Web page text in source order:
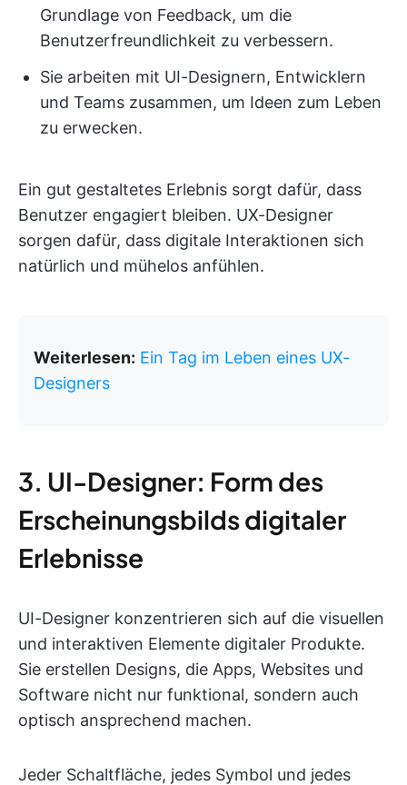
Grundlage von Feedback, um die
Benutzerfreundlichkeit zu verbessern.
Sie arbeiten mit UI-Designern, Entwicklern
und Teams zusammen, um Ideen zum Leben
zu erwecken.
Ein gut gestaltetes Erlebnis sorgt dafür, dass
Benutzer engagiert bleiben. UX-Designer
sorgen dafür, dass digitale Interaktionen sich
natürlich und mühelos anfühlen.
Weiterlesen: Ein Tag im Leben eines UX-
Designers
3. UI-Designer: Form des
Erscheinungsbilds digitaler
Erlebnisse
UI-Designer konzentrieren sich auf die visuellen
und interaktiven Elemente digitaler Produkte.
Sie erstellen Designs, die Apps, Websites und
Software nicht nur funktional, sondern auch
optisch ansprechend machen.
Jeder Schaltfläche, jedes Symbol und jedes